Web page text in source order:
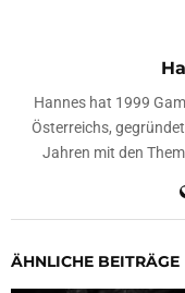
Hannes hat 1999
Österreichs,
Jahren mit den
ÄHNLICHE BEITRÄGE